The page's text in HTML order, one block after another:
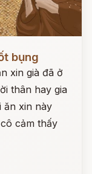
bụng
xin già đã ở
thân hay gia
ăn xin này
cảm thấy